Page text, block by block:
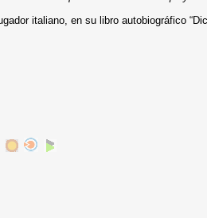
italiano, en su libro autobiográfico